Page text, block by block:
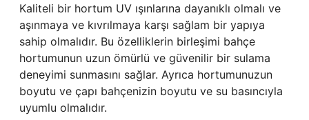
Kaliteli bir hortum UV ışınlarına dayanıklı olmalı ve
aşınmaya ve kıvrılmaya karşı sağlam bir yapıya
sahip olmalıdır. Bu özelliklerin birleşimi bahçe
hortumunun uzun ömürlü ve güvenilir bir sulama
deneyimi sunmasını sağlar. Ayrıca hortumunuzun
boyutu ve çapı bahçenizin boyutu ve su basıncıyla
uyumlu olmalıdır.